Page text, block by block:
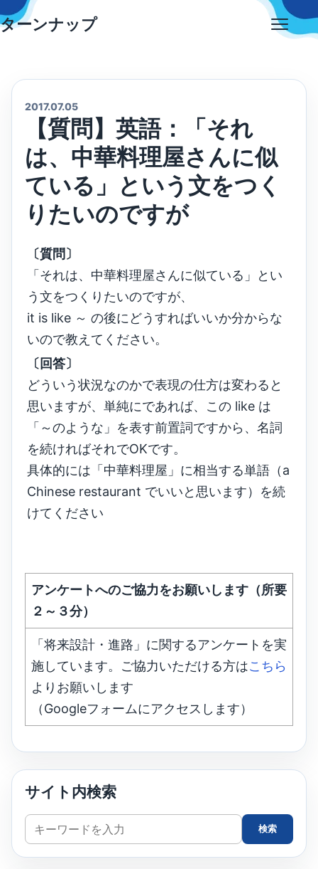
Skip
to
ターンナップ
2017.07.05
【質問】英語：「それ
は、中華料理屋さんに似
ている」という文をつく
りたいのですが
〔質問〕
「それは、中華料理屋さんに似ている」とい
う文をつくりたいのですが、
it is like ～ の後にどうすればいいか分からな
いので教えてください。
〔回答〕
どういう状況なのかで表現の仕方は変わると
思いますが、単純にであれば、この like は
「～のような」を表す前置詞ですから、名詞
を続ければそれでOKです。
具体的には「中華料理屋」に相当する単語（a
Chinese restaurant でいいと思います）を続
けてください
アンケートへのご協力をお願いします（所要
２～３分）
「将来設計・進路」に関するアンケートを実
施しています。ご協力いただける方はこちら
よりお願いします
（Googleフォームにアクセスします）
サイト内検索
サ
イ
ト
検索